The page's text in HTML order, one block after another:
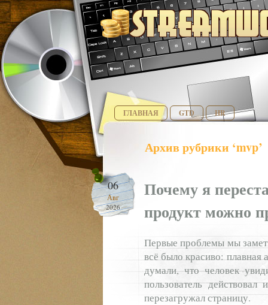
ГЛАВНАЯ GTD HR
Архив рубрики ‘mvp’
06
Авг
2026
Почему я
продукт можно
Первые проблемы мы
всё было красиво:
думали, что человек
пользователь
перезагружал страницу.